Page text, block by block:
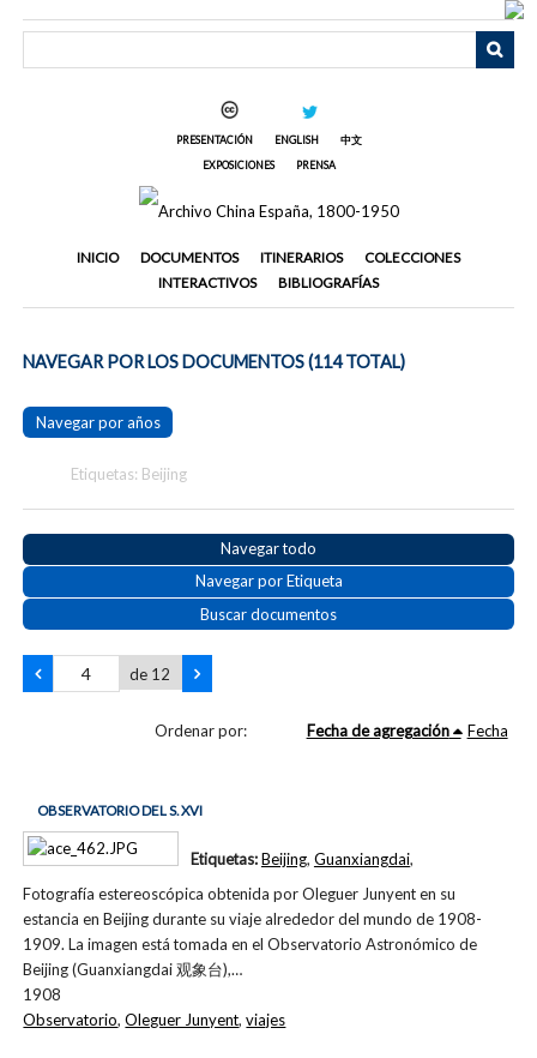
PRESENTACIÓN ENGLISH
中文
EXPOSICIONES
PRENSA
INICIO DOCUMENTOS ITINERARIOS
COLECCIONES
INTERACTIVOS
BIBLIOGRAFÍAS
NAVEGAR POR LOS DOCUMENTOS (114 TOTAL)
Navegar por años
Etiquetas: Beijing
Navegar todo
Navegar por Etiqueta
Buscar documentos
de 12
Ordenar por: Fecha de agregación Fecha
OBSERVATORIO DEL S. XVI
Fotografía estereoscópica obtenida por Oleguer Junyent en su
estancia en Beijing durante su viaje alrededor del mundo de 1908-
1909. La imagen está tomada en el Observatorio Astronómico de
Beijing (Guanxiangdai 观象台),…
1908
Etiquetas:Beijing, Guanxiangdai,
Observatorio,Oleguer Junyent,viajes